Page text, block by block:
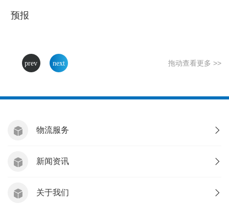
预报
拖动查看更多 >>
物流服务
新闻资讯
关于我们